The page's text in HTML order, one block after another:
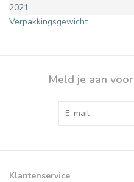
2021
Verpakkingsgewicht
Meld je aan
Klantenservice